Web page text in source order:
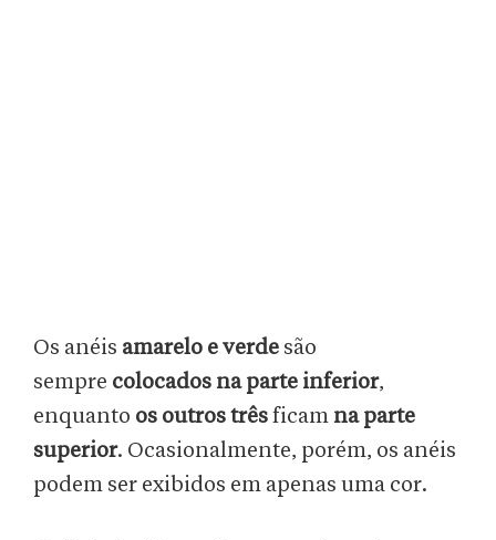
Os anéis amarelo e verde são
sempre colocados na parte inferior,
enquanto os outros trêsficam na parte
superior. Ocasionalmente, porém, os anéis
podem ser exibidos em apenas uma cor.